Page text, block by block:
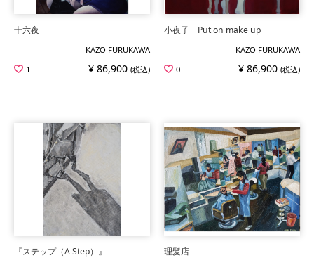
十六夜
KAZO FURUKAWA
1
¥ 86,900 (税込)
小夜子 Put on make up
KAZO FURUKAWA
0
¥ 86,900 (税込)
『ステップ（A Step）』 理髪店